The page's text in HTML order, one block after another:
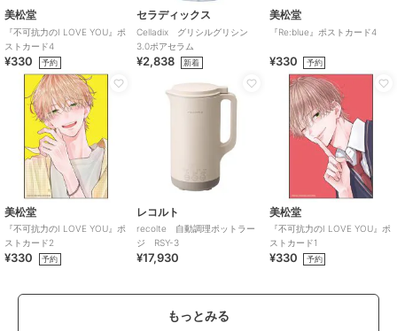
美松堂
『不可抗力のI LOVE YOU』ポ
ストカード4
¥330 予約
セラディックス
Celladix グリシルグリシン
3.0ポアセラム
¥2,838 新着
美松堂
『Re:blue』ポストカード4
¥330 予約
美松堂
『不可抗力のI LOVE YOU』ポ
ストカード2
¥330 予約
レコルト
recolte 自動調理ポットラー
ジ RSY-3
¥17,930
美松堂
『不可抗力のI LOVE YOU』ポ
ストカード1
¥330 予約
もっとみる